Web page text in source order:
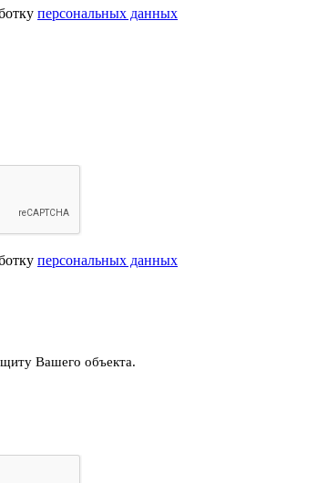
персональных данных
персональных данных
Вашего объекта.